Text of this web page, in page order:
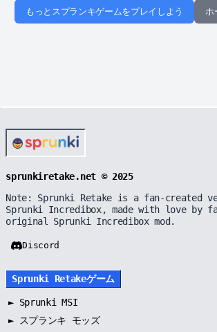
もっとスプランキゲームをプレイしよう ホ
sprunkiretake.net © 2025
Note: Sprunki Retake is a fan-created
Sprunki Incredibox, made with love by
original Sprunki Incredibox mod.
Discord
Sprunki Retakeゲーム
► Sprunki MSI
► スプランキ モッズ